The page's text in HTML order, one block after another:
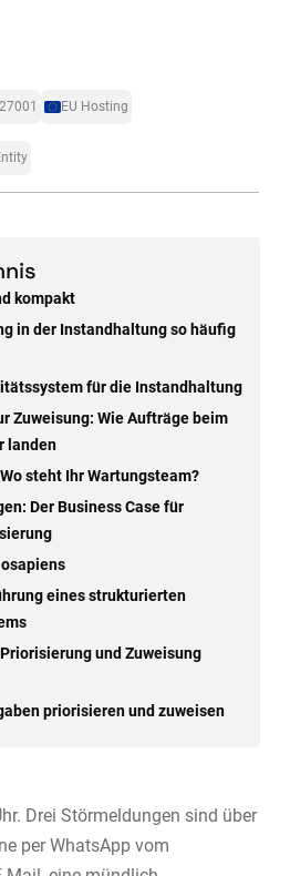
EU Hosting
kompakt
in der Instandhaltung so häufig
für die Instandhaltung
Zuweisung: Wie Aufträge beim
landen
steht Ihr Wartungsteam?
Der Business Case für
eines strukturierten
und Zuweisung
priorisieren und zuweisen
Drei Störmeldungen sind über
per WhatsApp vom